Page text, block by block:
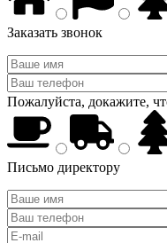
Заказать звонок
Пожалуйста, докажите,
Письмо директору